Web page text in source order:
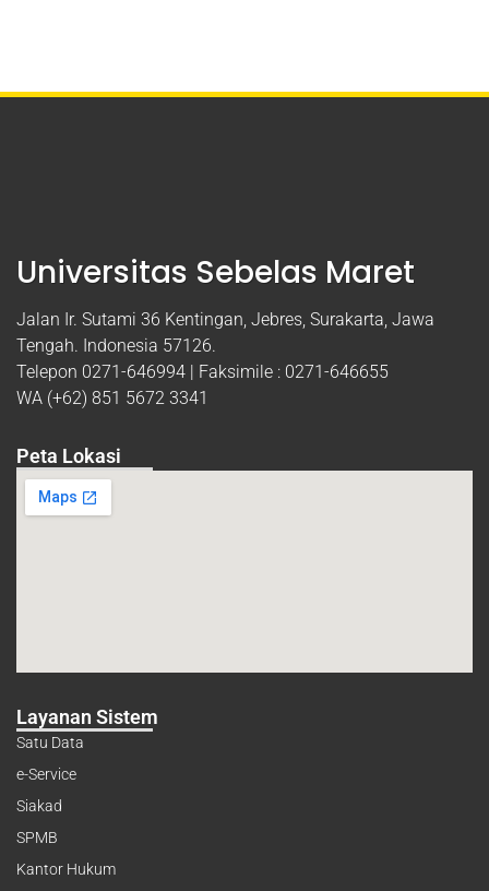
Universitas Sebelas Maret
Jalan Ir. Sutami 36 Kentingan, Jebres, Surakarta, Jawa
Tengah. Indonesia 57126.
Telepon 0271-646994 | Faksimile : 0271-646655
WA (+62) 851 5672 3341
Peta Lokasi
Layanan Sistem
Satu Data
e-Service
Siakad
SPMB
Kantor Hukum